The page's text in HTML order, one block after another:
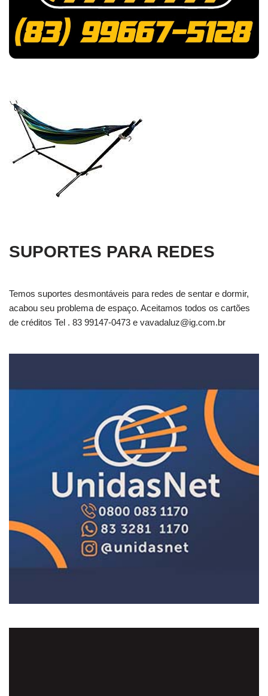
SUPORTES PARA REDES
Temos suportes desmontáveis para redes de sentar e dormir,
acabou seu problema de espaço. Aceitamos todos os cartões
de créditos Tel . 83 99147-0473 e vavadaluz@ig.com.br